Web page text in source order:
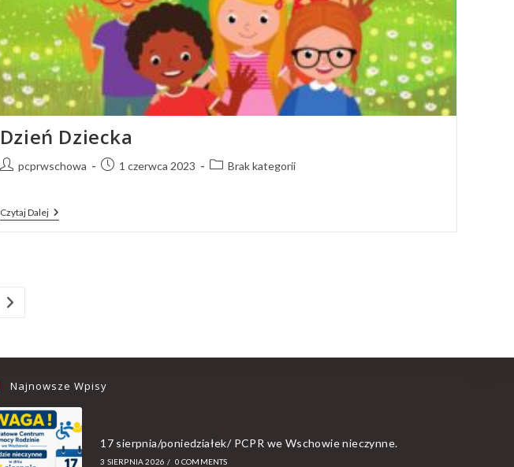
Dzień Dziecka
pcprwschowa 1 czerwca 2023 Brak kategorii
Czytaj Dalej
Najnowsze Wpisy
17 sierpnia/poniedziałek/ PCPR we Wschowie nieczynne.
3 SIERPNIA 2026 / 0 COMMENTS